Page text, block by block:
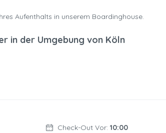
Aufenthalts in unserem Boardinghouse.
in der Umgebung von Köln
Check-Out Vor: 10:00